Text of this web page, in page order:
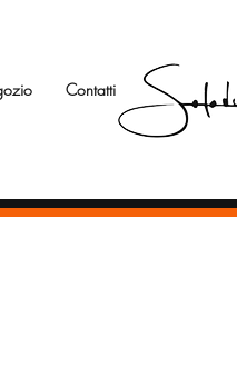
Contatti